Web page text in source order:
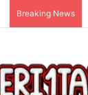
Breaking News